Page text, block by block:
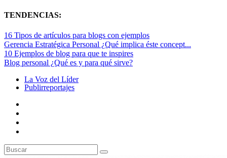
TENDENCIAS:
16 Tipos de artículos para blogs con ejemplos
Gerencia Estratégica Personal ¿Qué implica éste concept...
10 Ejemplos de blog para que te inspires
Blog personal ¿Qué es y para qué sirve?
La Voz del Líder
Publirreportajes